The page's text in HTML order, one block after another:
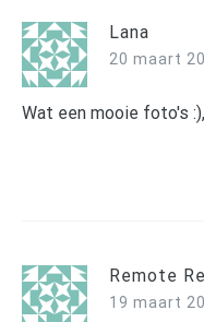
Lana
20 maart
Wat een mooie foto's
Remote
19 maart